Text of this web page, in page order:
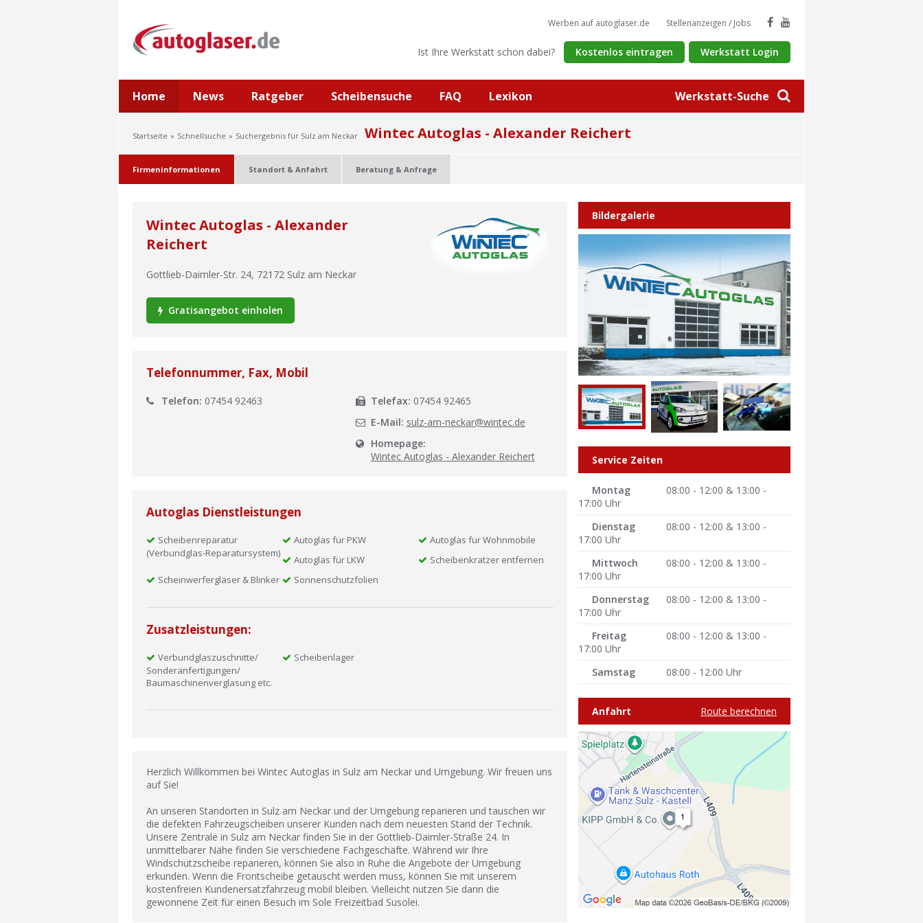
Werkstatt-Suche
Werben auf autoglaser.de Stellenanzeigen / Jobs
Ist Ihre Werkstatt schon dabei? Kostenlos eintragen Werkstatt Login
Home News Ratgeber Scheibensuche FAQ Lexikon
Startseite Schnellsuche Suchergebnis für Sulz am Neckar Wintec Autoglas - Alexander Reichert
Firmeninformationen Standort & Anfahrt Beratung & Anfrage
Wintec Autoglas - Alexander
Reichert
Gottlieb-Daimler-Str. 24, 72172 Sulz am Neckar
Gratisangebot einholen
Telefonnummer, Fax, Mobil
Telefon: 07454 92463 Telefax: 07454 92465
E-Mail: sulz-am-neckar@wintec.de
Homepage:
Wintec Autoglas - Alexander Reichert
Autoglas Dienstleistungen
Scheibenreparatur
(Verbundglas-Reparatursystem)
Autoglas für PKW
Autoglas für Wohnmobile
Autoglas für LKW
Scheibenkratzer entfernen
Scheinwerfergläser & Blinker
Sonnenschutzfolien
Zusatzleistungen:
Verbundglaszuschnitte/
Sonderanfertigungen/
Baumaschinenverglasung etc.
Scheibenlager
Herzlich Willkommen bei Wintec Autoglas in Sulz am Neckar und Umgebung. Wir freuen uns
auf Sie!
An unseren Standorten in Sulz am Neckar und der Umgebung reparieren und tauschen wir
die defekten Fahrzeugscheiben unserer Kunden nach dem neuesten Stand der Technik.
Unsere Zentrale in Sulz am Neckar finden Sie in der Gottlieb-Daimler-Straße 24. In
unmittelbarer Nähe finden Sie verschiedene Fachgeschäfte. Während wir Ihre
Windschutzscheibe reparieren, können Sie also in Ruhe die Angebote der Umgebung
erkunden. Wenn die Frontscheibe getauscht werden muss, können Sie mit unserem
kostenfreien Kundenersatzfahrzeug mobil bleiben. Vielleicht nutzen Sie dann die
gewonnene Zeit für einen Besuch im Sole Freizeitbad Susolei.
Bildergalerie
Service Zeiten
Montag
08:00 - 12:00 & 13:00 -
17:00 Uhr
Dienstag
08:00 - 12:00 & 13:00 -
17:00 Uhr
Mittwoch
08:00 - 12:00 & 13:00 -
17:00 Uhr
Donnerstag
08:00 - 12:00 & 13:00 -
17:00 Uhr
Freitag
08:00 - 12:00 & 13:00 -
17:00 Uhr
Samstag
08:00 - 12:00 Uhr
Anfahrt Route berechnen